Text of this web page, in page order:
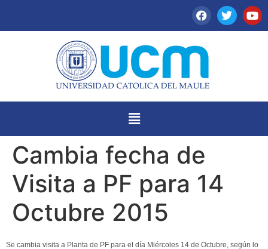
Cambia fecha de
Visita a PF para 14
Octubre 2015
Se cambia visita a Planta de PF para el día Miércoles 14 de Octubre, según lo